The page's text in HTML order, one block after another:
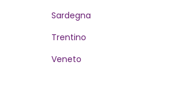
Sardegna
Trentino
Veneto